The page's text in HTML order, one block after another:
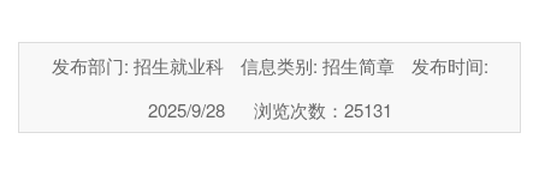
发布部门: 招生就业科 信息类别: 招生简章
发布时间:
2025/9/28
浏览次数： 25131